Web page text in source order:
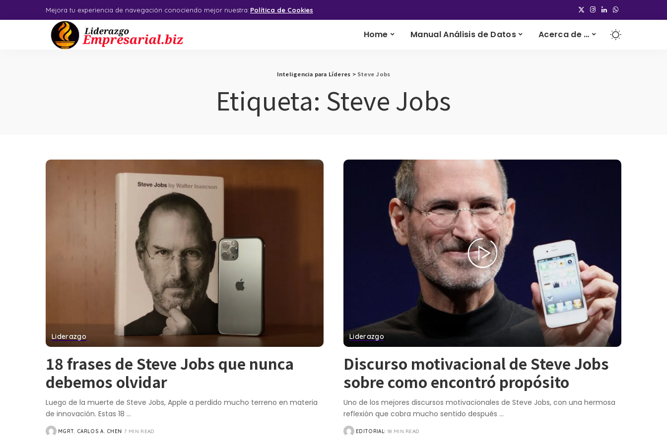
Mejora tu experiencia de navegación conociendo mejor nuestra: Política de Cookies
Home Manual Análisis de Datos Acerca de …
Inteligencia para Líderes > Steve Jobs
Etiqueta: Steve Jobs
Liderazgo
18 frases de Steve Jobs que nunca
debemos olvidar
Luego de la muerte de Steve Jobs, Apple a perdido mucho terreno en materia
de innovación. Estas 18 ...
POSTED
MGRT. CARLOS A. CHEN 7 MIN READ
Liderazgo
Discurso motivacional de Steve Jobs
sobre como encontró propósito
Uno de los mejores discursos motivacionales de Steve Jobs, con una hermosa
reflexión que cobra mucho sentido después ...
POSTED
EDITORIAL 18 MIN READ